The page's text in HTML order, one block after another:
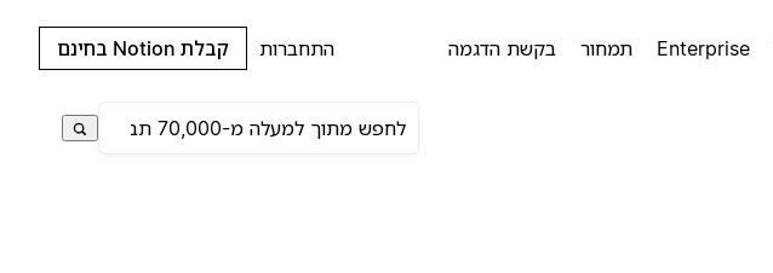
Enterprise תמחור בקשת הדגמה התחברות קבלת Notion בחינם